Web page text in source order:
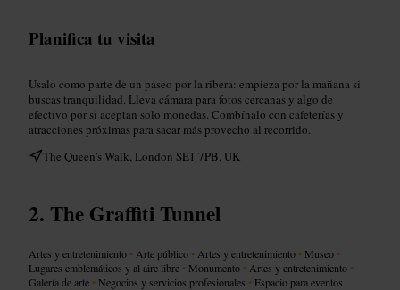
Planifica tu visita
Úsalo como parte de un paseo por la ribera: empieza por la mañana si
buscas tranquilidad. Lleva cámara para fotos cercanas y algo de
efectivo por si aceptan solo monedas. Combínalo con cafeterías y
atracciones próximas para sacar más provecho al recorrido.
The Queen's Walk, London SE1 7PB, UK
The Graffiti Tunnel
Artes y entretenimiento • Arte público • Artes y entretenimiento • Museo •
Lugares emblemáticos y al aire libre • Monumento • Artes y entretenimiento •
Galería de arte • Negocios y servicios profesionales • Espacio para eventos